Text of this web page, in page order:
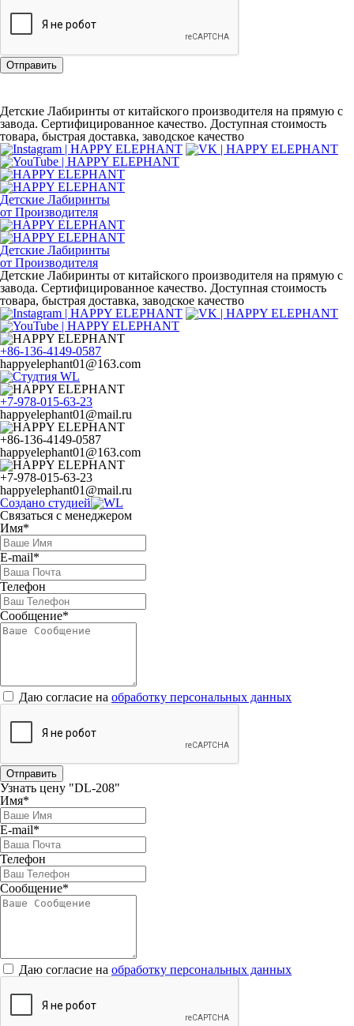
Отправить
Детские Лабиринты от китайского производителя на прямую с
завода. Сертифицированное качество. Доступная стоимость
товара, быстрая доставка, заводское качество
Детские Лабиринты
от Производителя
Детские Лабиринты
от Производителя
Детские Лабиринты от китайского производителя на прямую с
завода. Сертифицированное качество. Доступная стоимость
товара, быстрая доставка, заводское качество
+86-136-4149-0587
happyelephant01@163.com
+7-978-015-63-23
happyelephant01@mail.ru
+86-136-4149-0587
happyelephant01@163.com
+7-978-015-63-23
happyelephant01@mail.ru
Создано студией
Связаться с менеджером
Имя*
E-mail*
Телефон
Сообщение*
Даю согласие на обработку персональных данных
Отправить
Узнать цену "DL-208"
Имя*
E-mail*
Телефон
Сообщение*
Даю согласие на обработку персональных данных